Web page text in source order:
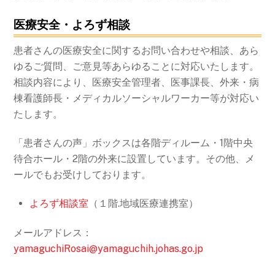
医療安全・よろず相談
患者さんの医療安全に関するお問い合わせや相談、あら
ゆるご質問、ご意見等あらゆることに対応いたします。
相談内容により、医療安全管理者、医事課長、外来・病
棟看護師長・メディカルソーシャルワーカー等が対応い
たします。
「患者さんの声」ボックスは各階ディルーム・1階中央
待合ホール・2階の外来に設置しています。その他、メ
ールでもお受けしております。
よろず相談室 （１階.地域医療連携室）
メールアドレス：
yamaguchiRosai@yamaguchih.johas.go.jp